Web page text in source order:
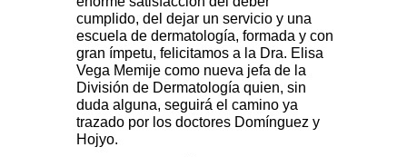
cumplido, del dejar un servicio y una
escuela de dermatología, formada y con
gran ímpetu, felicitamos a la Dra. Elisa
Vega Memije como nueva jefa de la
División de Dermatología quien, sin
duda alguna, seguirá el camino ya
trazado por los doctores Domínguez y
Hojyo.